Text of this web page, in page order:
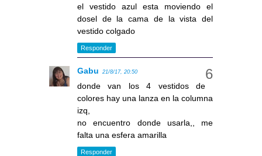
el vestido azul esta moviendo el
dosel de la cama de la vista del
vestido colgado
Responder
Gabu 21/8/17, 20:50
donde van los 4 vestidos de
colores hay una lanza en la columna
izq,
no encuentro donde usarla,, me
falta una esfera amarilla
Responder